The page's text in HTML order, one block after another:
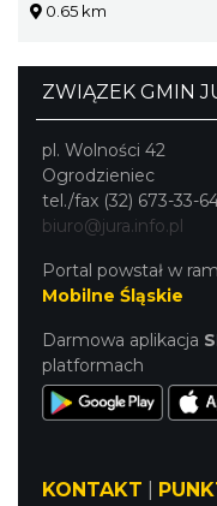
0.65 km
ZWIĄZEK GMIN
pl. Wolności 42
Ogrodzieniec
tel./fax (32) 673-33-
biuro@jura.info.pl
Portal powstał w
Mobilne Śląskie
Darmowa aplikacja
platformach
KONTAKT